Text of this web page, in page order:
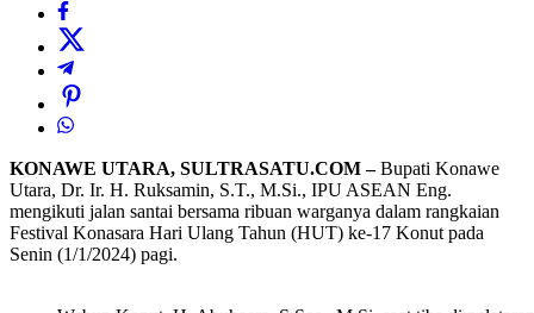
KONAWE UTARA, SULTRASATU.COM –Bupati Konawe
Utara, Dr. Ir. H. Ruksamin, S.T., M.Si., IPU ASEAN Eng.
mengikuti jalan santai bersama ribuan warganya dalam rangkaian
Festival Konasara Hari Ulang Tahun (HUT) ke-17 Konut pada
Senin (1/1/2024) pagi.